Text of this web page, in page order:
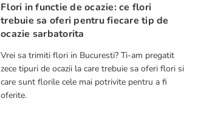
Flori in functie de ocazie: ce flori
trebuie sa oferi pentru fiecare tip de
ocazie sarbatorita
Vrei sa trimiti flori in Bucuresti? Ti-am pregatit
zece tipuri de ocazii la care trebuie sa oferi flori si
care sunt florile cele mai potrivite pentru a fi
oferite.